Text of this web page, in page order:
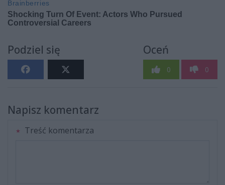
Podziel się Oceń
0 0
Napisz komentarz
Treść komentarza